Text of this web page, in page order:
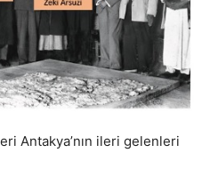
Antakya’nın ileri gelenleri